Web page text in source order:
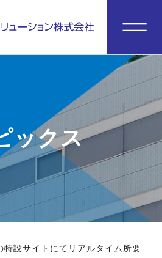
ックス
特設サイトにてリアルタイム所要